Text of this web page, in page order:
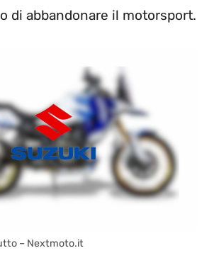
di abbandonare il motorsport.
– Nextmoto.it